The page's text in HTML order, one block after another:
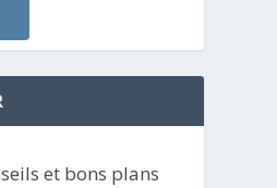
et bons plans